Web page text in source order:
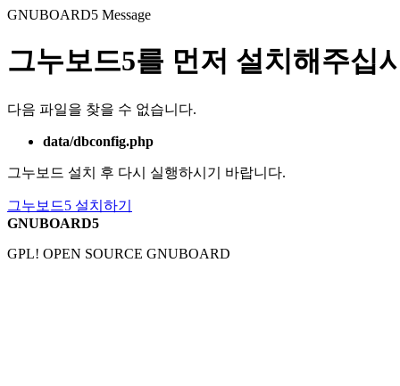
GNUBOARD5 Message
그누보드5를 먼저 설치해주십
다음 파일을 찾을 수 없습니다.
data/dbconfig.php
그누보드 설치 후 다시 실행하시기 바랍니다.
그누보드5 설치하기
GNUBOARD5
GPL! OPEN SOURCE GNUBOARD